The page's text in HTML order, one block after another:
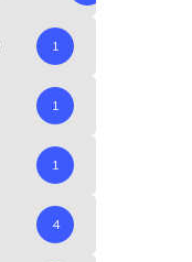
1
1
1
4